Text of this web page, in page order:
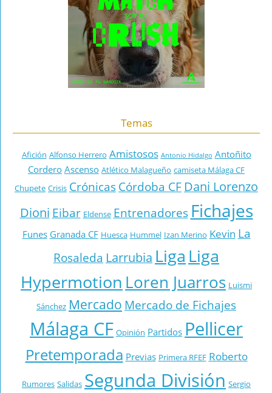
Temas
Afición Alfonso Herrero Amistosos Antonio Hidalgo Antoñito
CorderoAscenso Atlético Malagueño camiseta Málaga CF
Chupete Crisis Crónicas Córdoba CF Dani Lorenzo
Dioni Eibar Eldense Entrenadores Fichajes
Funes Granada CF Huesca Hummel Izan Merino Kevin La
Rosaleda Larrubia Liga Liga
Hypermotion Loren Juarros Luismi
Sánchez Mercado Mercado de Fichajes
Málaga CF Opinión Partidos Pellicer
Pretemporada Previas Primera RFEF Roberto
Rumores Salidas Segunda División Sergio